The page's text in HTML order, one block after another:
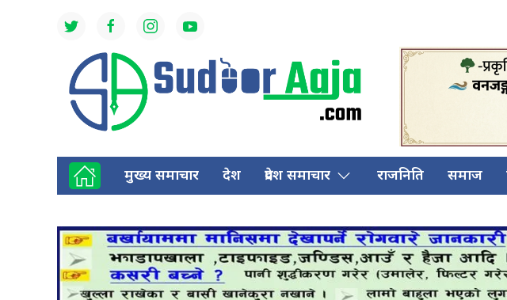
मुख्य समाचार देश प्रदेश समाचार राजनिति समाज